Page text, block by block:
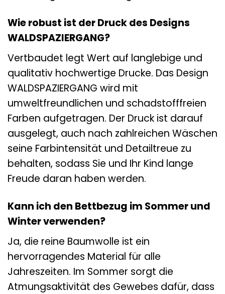
Wie robust ist der Druck des Designs
WALDSPAZIERGANG?
Vertbaudet legt Wert auf langlebige und
qualitativ hochwertige Drucke. Das Design
WALDSPAZIERGANG wird mit
umweltfreundlichen und schadstofffreien
Farben aufgetragen. Der Druck ist darauf
ausgelegt, auch nach zahlreichen Wäschen
seine Farbintensität und Detailtreue zu
behalten, sodass Sie und Ihr Kind lange
Freude daran haben werden.
Kann ich den Bettbezug im Sommer und
Winter verwenden?
Ja, die reine Baumwolle ist ein
hervorragendes Material für alle
Jahreszeiten. Im Sommer sorgt die
Atmungsaktivität des Gewebes dafür, dass